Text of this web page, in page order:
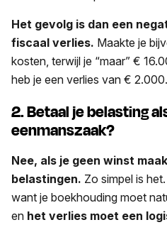
Het gevolg is dan een
fiscaal verlies. Maakte je
kosten, terwijl je “maar” €
heb je een verlies van € 2.000.
2. Betaal je belasting
eenmanszaak?
Nee, als je geen winst
belastingen. Zo simpel is
want je boekhouding moet
en het verlies moet een